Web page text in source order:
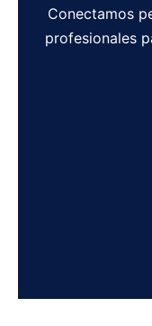
Conectamos
profesionales